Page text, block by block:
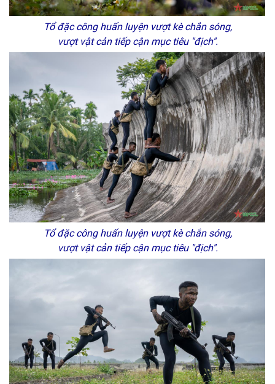
Tổ đặc công huấn luyện vượt kè chắn sóng,
vượt vật cản tiếp cận mục tiêu "địch".
Tổ đặc công huấn luyện vượt kè chắn sóng,
vượt vật cản tiếp cận mục tiêu "địch".